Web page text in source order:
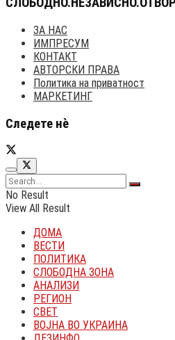
АВТОРСКИ ПРАВА
Политика на приватност
МАРКЕТИНГ
Следете нè
View All Result
ДОМА
ВЕСТИ
ПОЛИТИКА
СЛОБОДНА ЗОНА
АНАЛИЗИ
РЕГИОН
СВЕТ
ВОЈНА ВО УКРАИНА
ДЕЗИНФО
ФОРУМ
ГРАЃАНСКА АКЦИЈА
МАРКЕТИНГ
ИМПРЕСУМ